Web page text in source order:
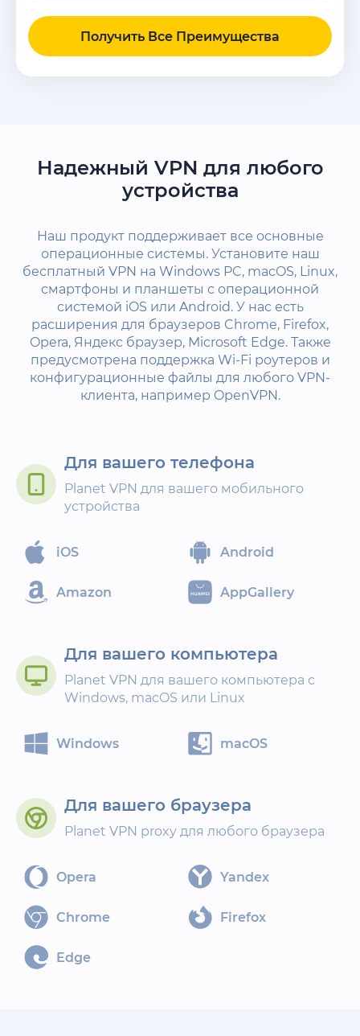
Получить Все Преимущества
Надежный VPN для любого
устройства
Наш продукт поддерживает все основные
операционные системы. Установите наш
бесплатный VPN на Windows PC, macOS, Linux,
смартфоны и планшеты с операционной
системой iOS или Android. У нас есть
расширения для браузеров Chrome, Firefox,
Opera, Яндекс браузер, Microsoft Edge. Также
предусмотрена поддержка Wi-Fi роутеров и
конфигурационные файлы для любого VPN-
клиента, например OpenVPN.
Для вашего телефона
Planet VPN для вашего мобильного
устройства
iOS Android
Amazon AppGallery
Для вашего компьютера
Planet VPN для вашего компьютера с
Windows, macOS или Linux
Windows macOS
Для вашего браузера
Planet VPN proxy для любого браузера
Opera Yandex
Chrome Firefox
Edge